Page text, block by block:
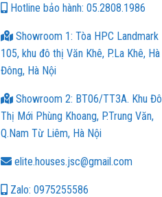
Hotline bảo hành: 05.2808.1986
Showroom 1: Tòa HPC Landmark
105, khu đô thị Văn Khê, P.La Khê, Hà
Đông, Hà Nội
Showroom 2: BT06/TT3A. Khu Đô
Thị Mới Phùng Khoang, P.Trung Văn,
Q.Nam Từ Liêm, Hà Nội
elite.houses.jsc@gmail.com
Zalo: 0975255586